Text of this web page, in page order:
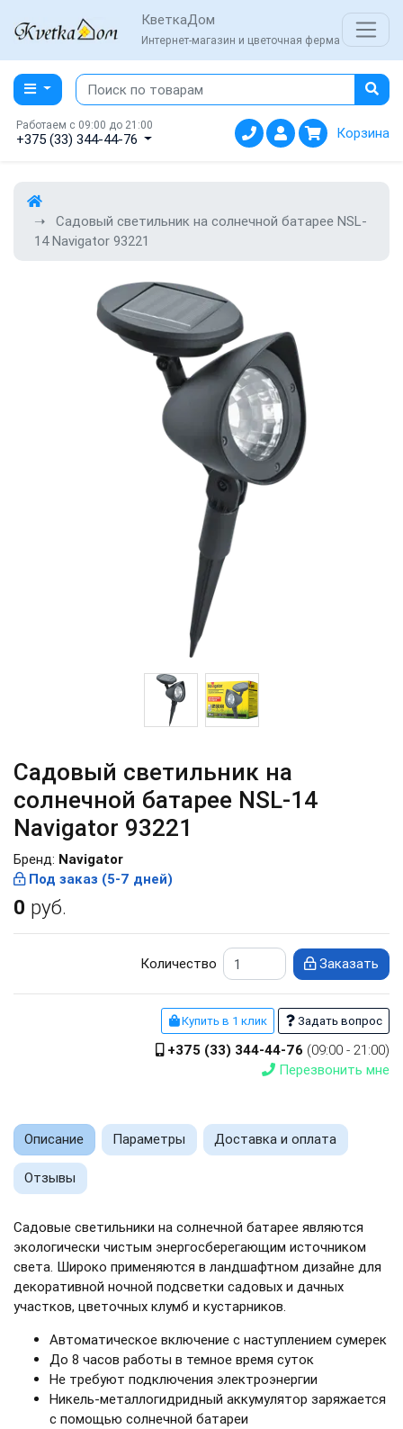
КветкаДом
Интернет-магазин и цветочная ферма
Работаем с 09:00 до 21:00
+375 (33) 344-44-76 Корзина
Садовый светильник на солнечной батарее NSL-
14 Navigator 93221
Садовый светильник на
солнечной батарее NSL-14
Navigator 93221
Под заказ (5-7 дней)
Бренд: Navigator
0 руб.
Количество Заказать
Купить в 1 клик Задать вопрос
+375 (33) 344-44-76 (09:00 - 21:00)
Перезвонить мне
Описание Параметры Доставка и оплата
Отзывы
Садовые светильники на солнечной батарее являются
экологически чистым энергосберегающим источником
света. Широко применяются в ландшафтном дизайне для
декоративной ночной подсветки садовых и дачных
участков, цветочных клумб и кустарников.
Автоматическое включение с наступлением сумерек
До 8 часов работы в темное время суток
Не требуют подключения электроэнергии
Никель-металлогидридный аккумулятор заряжается
с помощью солнечной батареи